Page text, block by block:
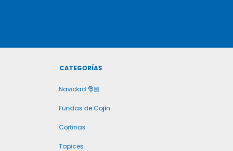
CATEGORÍAS
Navidad 🎅🏼
Fundas de Cojín
Cortinas
Tapices